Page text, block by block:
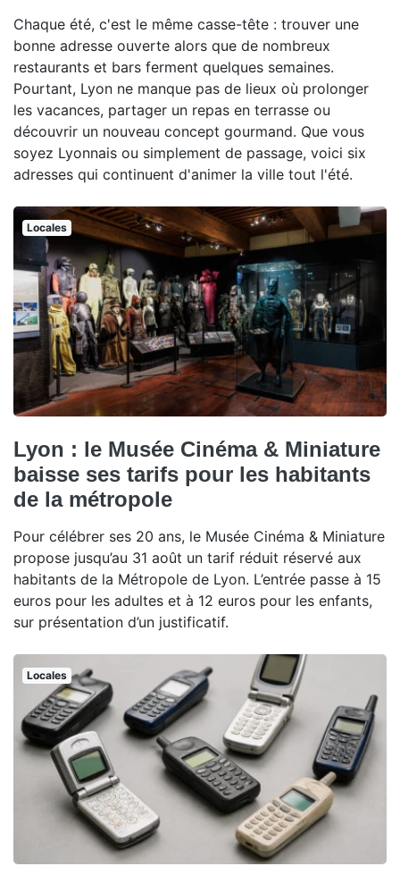
Chaque été, c'est le même casse-tête : trouver une
bonne adresse ouverte alors que de nombreux
restaurants et bars ferment quelques semaines.
Pourtant, Lyon ne manque pas de lieux où prolonger
les vacances, partager un repas en terrasse ou
découvrir un nouveau concept gourmand. Que vous
soyez Lyonnais ou simplement de passage, voici six
adresses qui continuent d'animer la ville tout l'été.
Locales
Lyon : le Musée Cinéma & Miniature
baisse ses tarifs pour les habitants
de la métropole
Pour célébrer ses 20 ans, le Musée Cinéma & Miniature
propose jusqu’au 31 août un tarif réduit réservé aux
habitants de la Métropole de Lyon. L’entrée passe à 15
euros pour les adultes et à 12 euros pour les enfants,
sur présentation d’un justificatif.
Locales